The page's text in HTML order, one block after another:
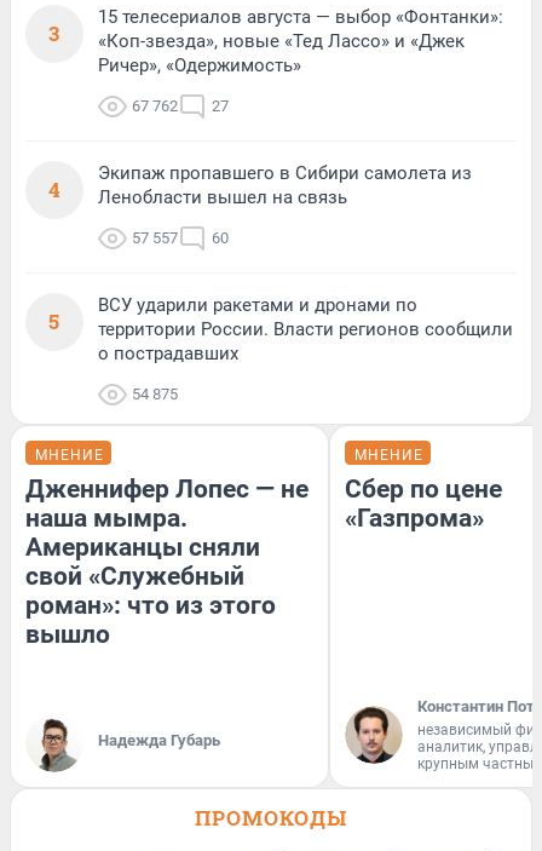
3
15 телесериалов августа — выбор «Фонтанки»:
«Коп-звезда», новые «Тед Лассо» и «Джек
Ричер», «Одержимость»
67 762 27
4
Экипаж пропавшего в Сибири самолета из
Ленобласти вышел на связь
57 557 60
5
ВСУ ударили ракетами и дронами по
территории России. Власти регионов сообщили
о пострадавших
54 875
МНЕНИЕ
Дженнифер Лопес — не
наша мымра.
Американцы сняли
свой «Служебный
роман»: что из этого
вышло
Надежда Губарь
МНЕНИЕ
Сбер по цене
«Газпрома»
Константин
независимый
аналитик,
крупным
ПРОМОКОДЫ